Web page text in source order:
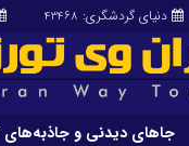
دنیای گردشگری: 43468
جاهای دیدنی و جاذبه‌های